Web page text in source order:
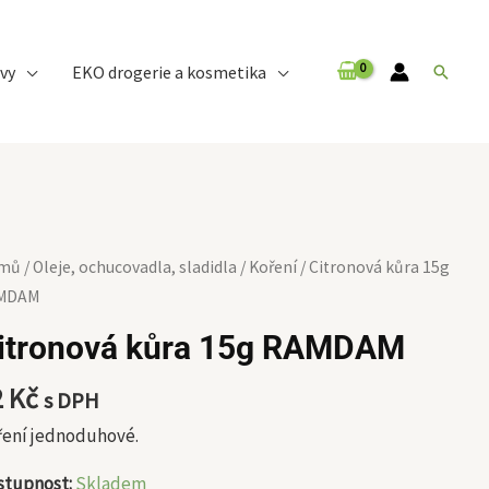
EKO drogerie a kosmetika Hledat
/Oleje, ochucovadla, sladidla / Koření/ Citronová kůra 15g
kůra 15g RAMDAM
Kčs DPH
jednoduhové.
Skladem